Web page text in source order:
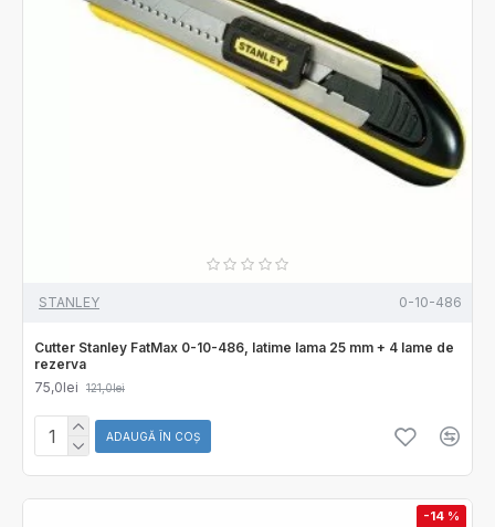
STANLEY 0-10-486
Cutter Stanley FatMax 0-10-486, latime lama 25 mm + 4 lame de
rezerva
75,0lei
121,0lei
ADAUGĂ ÎN COŞ
-14 %